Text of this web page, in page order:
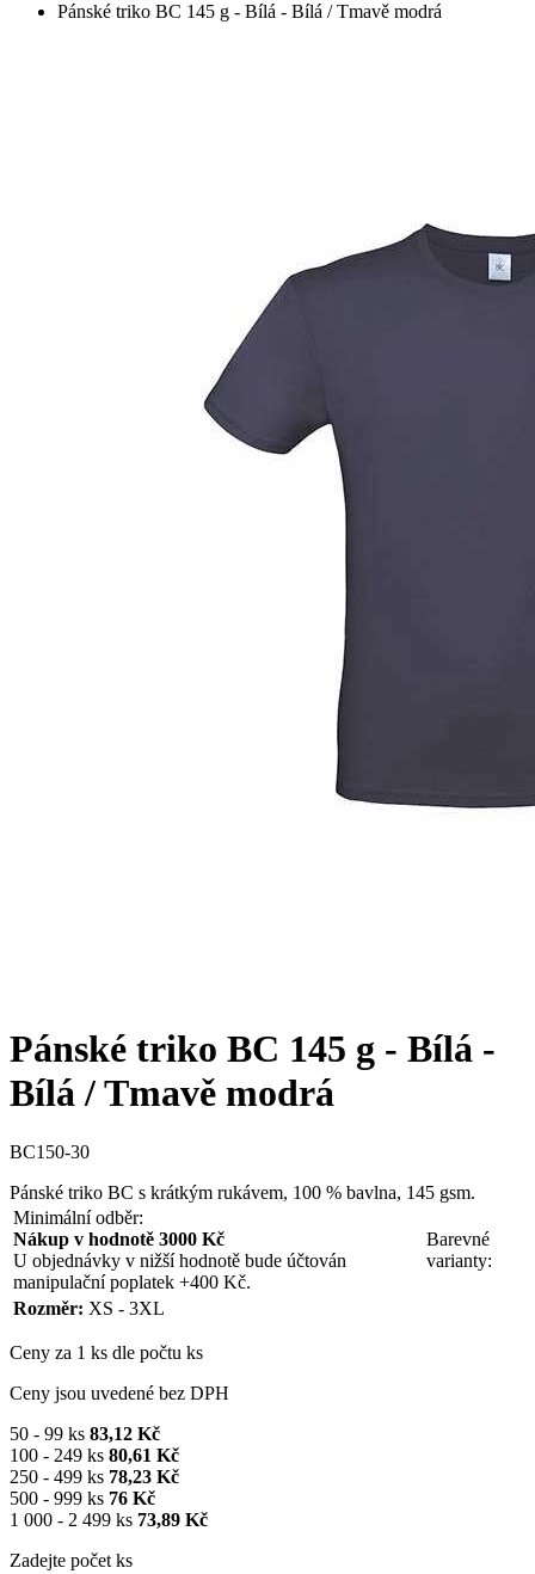
Pánské triko BC 145 g - Bílá - Bílá / Tmavě modrá
Pánské triko BC 145 g - Bílá -
Bílá / Tmavě modrá
BC150-30
Pánské triko BC s krátkým rukávem, 100 % bavlna, 145 gsm.
Minimální odběr:
Nákup v hodnotě 3000 Kč
U objednávky v nižší hodnotě bude účtován
manipulační poplatek +400 Kč.
Barevné
varianty:
Rozměr: XS - 3XL
Ceny za 1 ks dle počtu ks
Ceny jsou uvedené bez DPH
50 - 99 ks 83,12 Kč
100 - 249 ks 80,61 Kč
250 - 499 ks 78,23 Kč
500 - 999 ks 76 Kč
1 000 - 2 499 ks 73,89 Kč
Zadejte počet ks